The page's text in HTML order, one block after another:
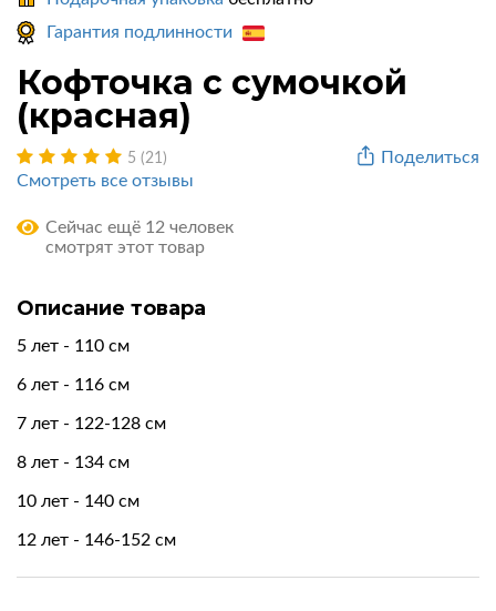
Гарантия подлинности
Кофточка с сумочкой
(красная)
Поделиться
5 (21)
Смотреть все отзывы
Сейчас ещё 12 человек
смотрят этот товар
Описание товара
5 лет - 110 см
6 лет - 116 см
7 лет - 122-128 см
8 лет - 134 см
10 лет - 140 см
12 лет - 146-152 см